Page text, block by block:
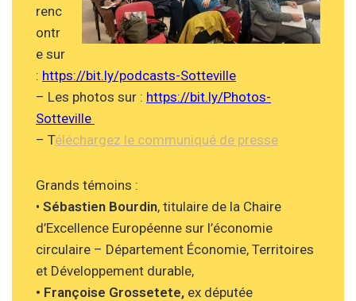
renc
ontr
e sur
: https://bit.ly/podcasts-Sotteville
– Les photos sur : https://bit.ly/Photos-
Sotteville
– Téléchargez le communiqué de presse
Grands témoins :
• Sébastien Bourdin, titulaire de la Chaire
d’Excellence Européenne sur l’économie
circulaire – Département Économie, Territoires
et Développement durable,
• Françoise Grossetete, ex députée